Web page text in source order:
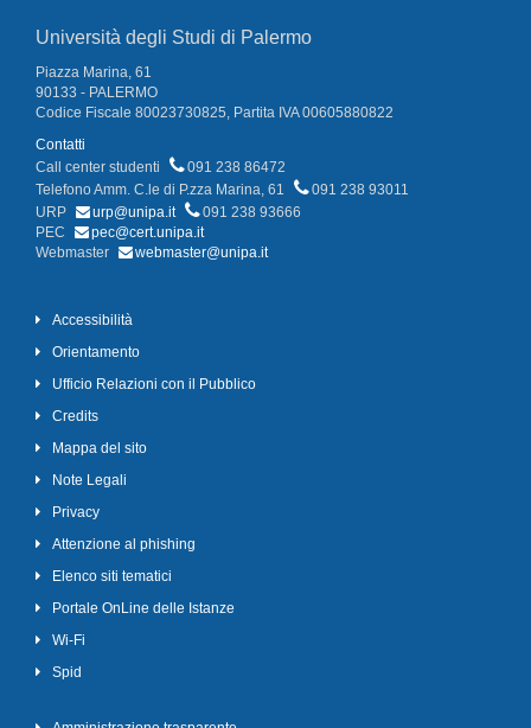
Università degli Studi di Palermo
Piazza Marina, 61
90133 - PALERMO
Codice Fiscale 80023730825, Partita IVA 00605880822
Contatti
Call center studenti
091 238 86472
Telefono Amm. C.le di P.zza Marina, 61
091 238 93011
URP
urp@unipa.it
091 238 93666
PEC
pec@cert.unipa.it
Webmaster
webmaster@unipa.it
Accessibilità
Orientamento
Ufficio Relazioni con il Pubblico
Credits
Mappa del sito
Note Legali
Privacy
Attenzione al phishing
Elenco siti tematici
Portale OnLine delle Istanze
Wi-Fi
Spid